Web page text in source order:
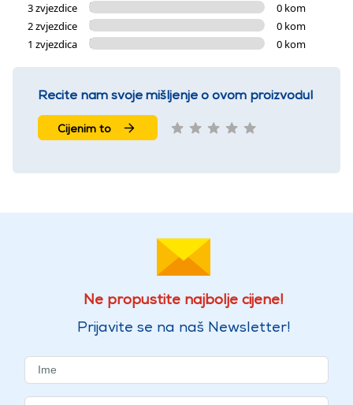
3 zvjezdice
0 kom
2 zvjezdice
0 kom
1 zvjezdica
0 kom
Recite nam svoje mišljenje o ovom proizvodu!
Cijenim to
Ne propustite najbolje cijene!
Prijavite se na naš Newsletter!